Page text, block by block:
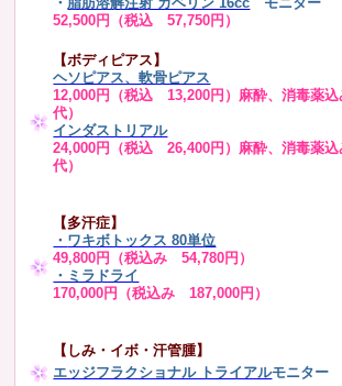
52,500円（税込 57,750円）
【ボディピアス】
ヘソピアス、軟骨ピアス
12,000円（税込 13,200円）麻酔、消毒薬込
代）
インダストリアル
24,000円（税込 26,400円）麻酔、消毒薬込
代）
【多汗症】
・ ワキボトックス 80単位
49,800円（税込み 54,780円）
・ミラドライ
170,000円（税込み 187,000円）
【しみ・イボ・汗管腫】
エッジフラクショナル トライアルモニター